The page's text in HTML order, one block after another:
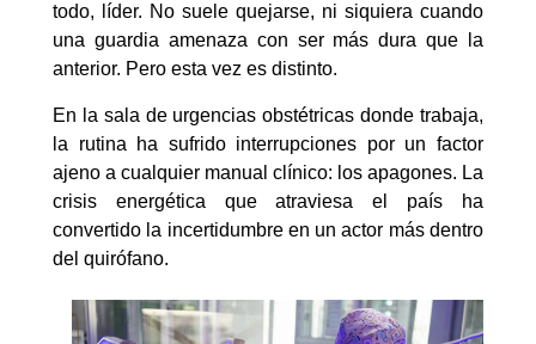
todo, líder. No suele quejarse, ni siquiera cuando
una guardia amenaza con ser más dura que la
anterior. Pero esta vez es distinto.
En la sala de urgencias obstétricas donde trabaja,
la rutina ha sufrido interrupciones por un factor
ajeno a cualquier manual clínico: los apagones. La
crisis energética que atraviesa el país ha
convertido la incertidumbre en un actor más dentro
del quirófano.